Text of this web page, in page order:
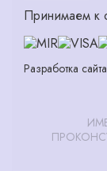
Принимаем к
Разработка сайта